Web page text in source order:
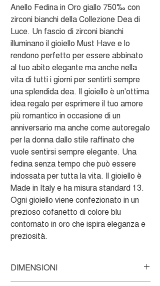
Anello Fedina in Oro giallo 750‰ con
zirconi bianchi della Collezione Dea di
Luce. Un fascio di zirconi bianchi
illuminano il gioiello Must Have e lo
rendono perfetto per essere abbinato
al tuo abito elegante ma anche nella
vita di tutti i giorni per sentirti sempre
una splendida dea. Il gioiello è un'ottima
idea regalo per esprimere il tuo amore
più romantico in occasione di un
anniversario ma anche come autoregalo
per la donna dallo stile raffinato che
vuole sentirsi sempre elegante. Una
fedina senza tempo che può essere
indossata per tutta la vita. Il gioiello è
Made in Italy e ha misura standard 13.
Ogni gioiello viene confezionato in un
prezioso cofanetto di colore blu
contornato in oro che ispira eleganza e
preziosità.
DIMENSIONI